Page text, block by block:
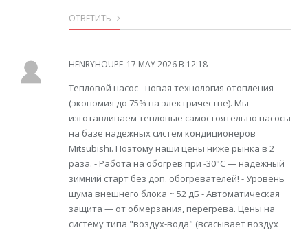
ОТВЕТИТЬ
HENRYHOUPE 17 MAY 2026 В 12:18
Тепловой насос - новая технология отопления
(экономия до 75% на электричестве). Мы
изготавливаем тепловые самостоятельно насосы
на базе надежных систем кондиционеров
Mitsubishi. Поэтому наши цены ниже рынка в 2
раза. - Работа на обогрев при -30°С — надежный
зимний старт без доп. обогревателей! - Уровень
шума внешнего блока ~ 52 дБ - Автоматическая
защита — от обмерзания, перегрева. Цены на
систему типа "воздух-вода" (всасывает воздух